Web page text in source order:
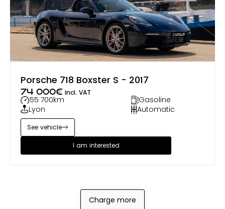
Porsche 718 Boxster S - 2017
74 000€ incl. VAT
55 700km
Gasoline
Lyon
Automatic
I am interested
See vehicle
Charge more